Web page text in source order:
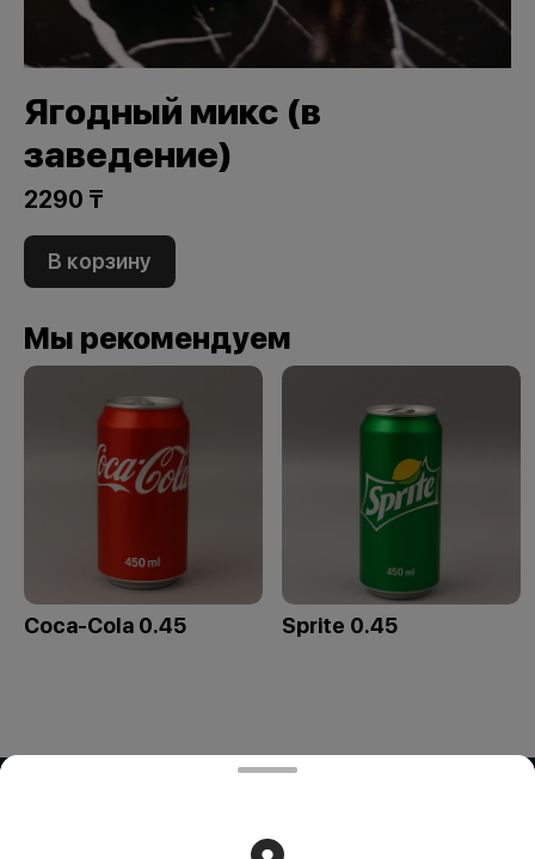
Ягодный микс (в
заведение)
2290 ₸
В корзину
Мы рекомендуем
Coca-Cola 0.45 Sprite 0.45
УЛИЦА ЗАРАПА ТЕМИРБЕКОВА, дом 51 БИН (ИИН):